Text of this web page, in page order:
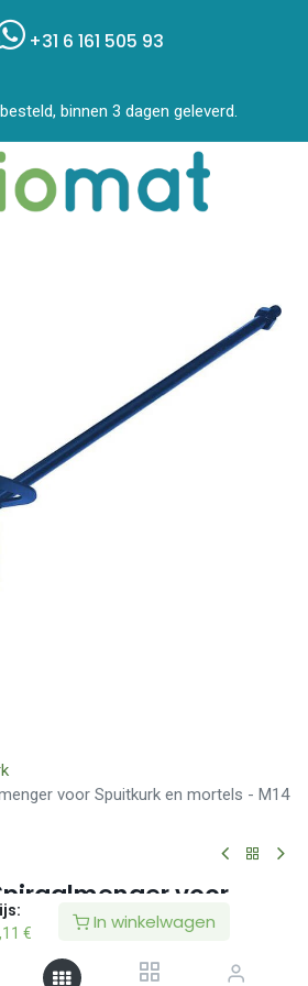
€ In winkelwagen
+31 6 161 505 93
binnen 3 dagen geleverd.
voor Spuitkurk en mortels - M14
voor
- M14 - 120mm